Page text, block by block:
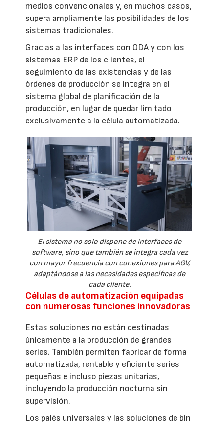
medios convencionales y, en muchos casos,
supera ampliamente las posibilidades de los
sistemas tradicionales.
Gracias a las interfaces con ODA y con los
sistemas ERP de los clientes, el
seguimiento de las existencias y de las
órdenes de producción se integra en el
sistema global de planificación de la
producción, en lugar de quedar limitado
exclusivamente a la célula automatizada.
El sistema no solo dispone de interfaces de
software, sino que también se integra cada vez
con mayor frecuencia con conexiones para AGV,
adaptándose a las necesidades específicas de
cada cliente.
Células de automatización equipadas
con numerosas funciones innovadoras
Estas soluciones no están destinadas
únicamente a la producción de grandes
series. También permiten fabricar de forma
automatizada, rentable y eficiente series
pequeñas e incluso piezas unitarias,
incluyendo la producción nocturna sin
supervisión.
Los palés universales y las soluciones de bin